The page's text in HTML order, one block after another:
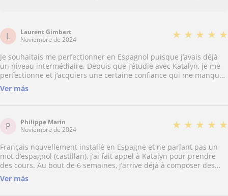
L
Laurent Gimbert
Noviembre de 2024
★ ★ ★ ★ ★
Je souhaitais me perfectionner en Espagnol puisque j’avais déjà
un niveau intermédiaire. Depuis que j’étudie avec Katalyn, je me
perfectionne et j’acquiers une certaine confiance qui me manquait
lorsque je dois tenir une conversation. En plus, je trouve ses cours
particulièrement intéressants et très adaptés à mes besoins. La
Ver más
P
Philippe Marin
Noviembre de 2024
★ ★ ★ ★ ★
Français nouvellement installé en Espagne et ne parlant pas un
mot d’espagnol (castillan), j’ai fait appel à Katalyn pour prendre
des cours. Au bout de 6 semaines, j’arrive déjà à composer des
phrases et échanger avec mes voisins. Le top ! En plus Katalyn a
une méthode d’enseignement non contraignante et très ludique.
Ver más